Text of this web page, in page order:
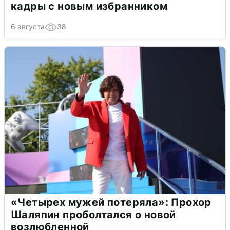
кадры с новым избранником
6 августа 38
«Четырех мужей потеряла»: Прохор
Шаляпин проболтался о новой
возлюбленной